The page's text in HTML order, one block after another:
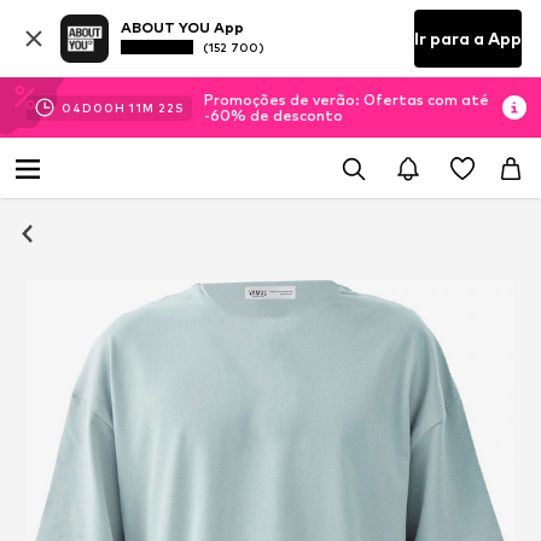
ABOUT YOU App
(152 700) Ir para a App
04D 00H 11M 21 S
Promoções de verão: Ofertas com até
-60% de desconto